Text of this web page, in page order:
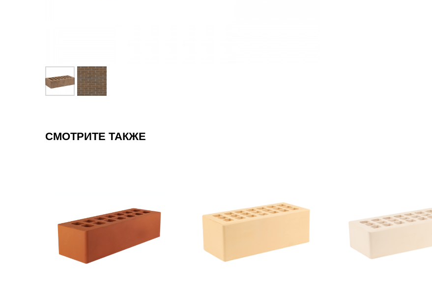
СМОТРИТЕ ТАКЖЕ